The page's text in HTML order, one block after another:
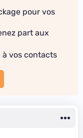
pour vos
part aux
à vos contacts